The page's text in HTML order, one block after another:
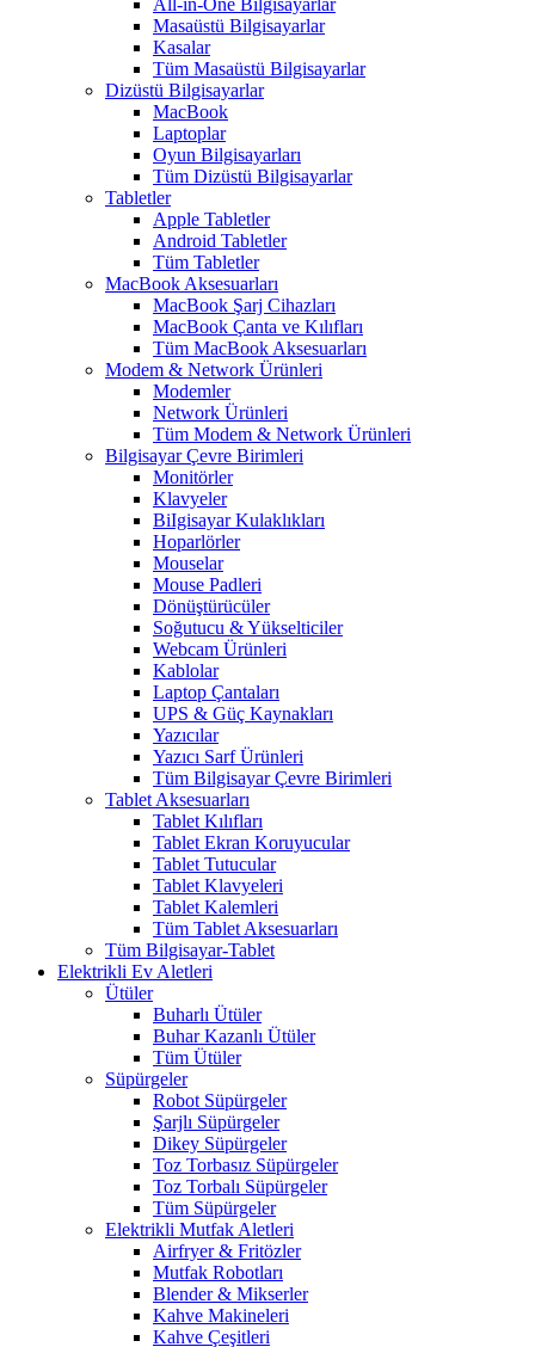
All-in-One Bilgisayarlar
Masaüstü Bilgisayarlar
Kasalar
Tüm Masaüstü Bilgisayarlar
Dizüstü Bilgisayarlar
MacBook
Laptoplar
Oyun Bilgisayarları
Tüm Dizüstü Bilgisayarlar
Tabletler
Apple Tabletler
Android Tabletler
Tüm Tabletler
MacBook Aksesuarları
MacBook Şarj Cihazları
MacBook Çanta ve Kılıfları
Tüm MacBook Aksesuarları
Modem & Network Ürünleri
Modemler
Network Ürünleri
Tüm Modem & Network Ürünleri
Bilgisayar Çevre Birimleri
Monitörler
Klavyeler
BiIgisayar Kulaklıkları
Hoparlörler
Mouselar
Mouse Padleri
Dönüştürücüler
Soğutucu & Yükselticiler
Webcam Ürünleri
Kablolar
Laptop Çantaları
UPS & Güç Kaynakları
Yazıcılar
Yazıcı Sarf Ürünleri
Tüm Bilgisayar Çevre Birimleri
Tablet Aksesuarları
Tablet Kılıfları
Tablet Ekran Koruyucular
Tablet Tutucular
Tablet Klavyeleri
Tablet Kalemleri
Tüm Tablet Aksesuarları
Tüm Bilgisayar-Tablet
Elektrikli Ev Aletleri
Ütüler
Buharlı Ütüler
Buhar Kazanlı Ütüler
Tüm Ütüler
Süpürgeler
Robot Süpürgeler
Şarjlı Süpürgeler
Dikey Süpürgeler
Toz Torbasız Süpürgeler
Toz Torbalı Süpürgeler
Tüm Süpürgeler
Elektrikli Mutfak Aletleri
Airfryer & Fritözler
Mutfak Robotları
Blender & Mikserler
Kahve Makineleri
Kahve Çeşitleri